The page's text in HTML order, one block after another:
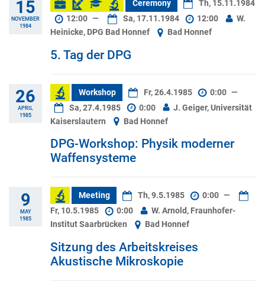
15
NOVEMBER
1984
Ceremony
Th, 15.11.1984
12:00 — Sa, 17.11.1984 12:00
W.
Heinicke, DPG Bad Honnef
Bad Honnef
5. Tag der DPG
26
APRIL
1985
Workshop Fr, 26.4.1985 0:00 —
Sa, 27.4.1985
0:00
J. Geiger, Universität
Kaiserslautern
Bad Honnef
DPG-Workshop: Physik moderner
Waffensysteme
9
MAY
1985
Meeting Th, 9.5.1985 0:00 —
Fr, 10.5.1985
0:00
W. Arnold, Fraunhofer-
Institut Saarbrücken
Bad Honnef
Sitzung des Arbeitskreises
Akustische Mikroskopie